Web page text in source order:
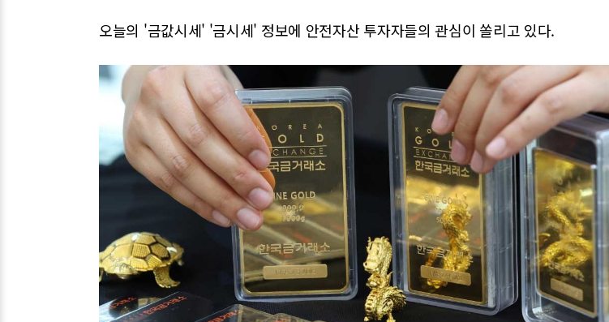
오늘의 '금값시세' '금시세' 정보에 안전자산 투자자들의 관심이 쏠리고 있다.